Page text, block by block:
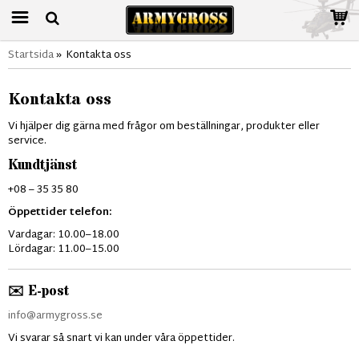
Startsida» Kontakta oss
Kontakta oss
Vi hjälper dig gärna med frågor om beställningar, produkter eller
service.
Kundtjänst
+08 – 35 35 80
Öppettider telefon:
Vardagar: 10.00–18.00
Lördagar: 11.00–15.00
✉️ E-post
info@armygross.se
Vi svarar så snart vi kan under våra öppettider.